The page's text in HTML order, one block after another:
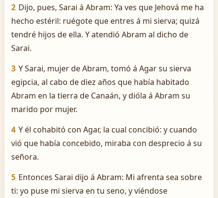
2 Dijo, pues, Sarai á Abram: Ya ves que Jehová me ha
hecho estéril: ruégote que entres á mi sierva; quizá
tendré hijos de ella. Y atendió Abram al dicho de
Sarai.
3 Y Sarai, mujer de Abram, tomó á Agar su sierva
egipcia, al cabo de diez años que había habitado
Abram en la tierra de Canaán, y dióla á Abram su
marido por mujer.
4 Y él cohabitó con Agar, la cual concibió: y cuando
vió que había concebido, miraba con desprecio á su
señora.
5 Entonces Sarai dijo á Abram: Mi afrenta sea sobre
ti: yo puse mi sierva en tu seno, y viéndose